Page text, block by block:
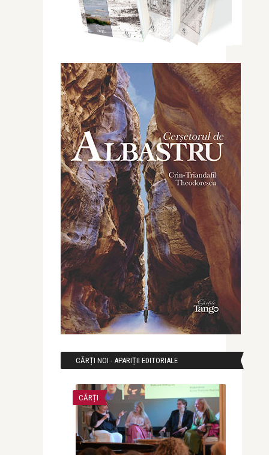
CĂRȚI NOI - APARIȚII EDITORIALE
CĂRȚI